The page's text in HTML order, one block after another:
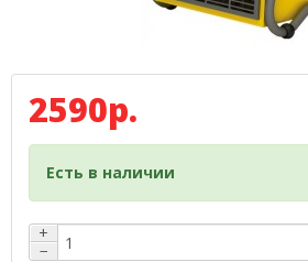
2590р.
Есть в наличии
+
−